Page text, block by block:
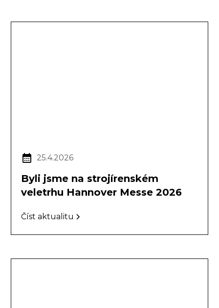
25.4.2026
Byli jsme na strojírenském
veletrhu Hannover Messe 2026
Číst aktualitu